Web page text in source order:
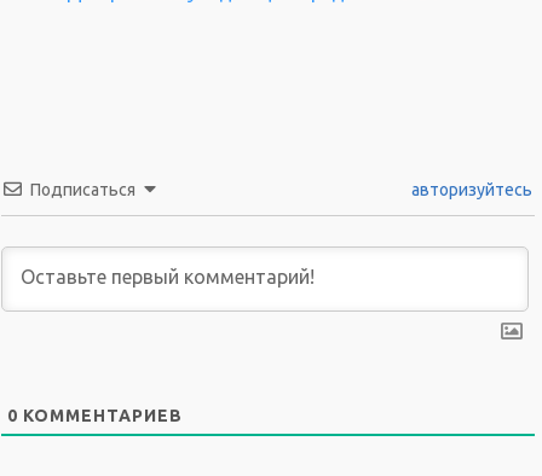
Подписаться авторизуйтесь
0 КОММЕНТАРИЕВ